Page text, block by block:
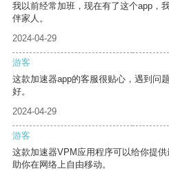
我以前经常加班，现在有了这个app，
伴家人。
2024-04-29
游客
这款加速器app的客服很贴心，遇到问
好。
2024-04-29
游客
这款加速器VPM应用程序可以给你提
助你在网络上自由移动。